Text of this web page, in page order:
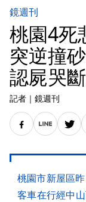
鏡週刊
桃園4死
突逆撞
認屍哭
記者 ｜ 鏡週刊
桃園市新屋區
客車在行經中